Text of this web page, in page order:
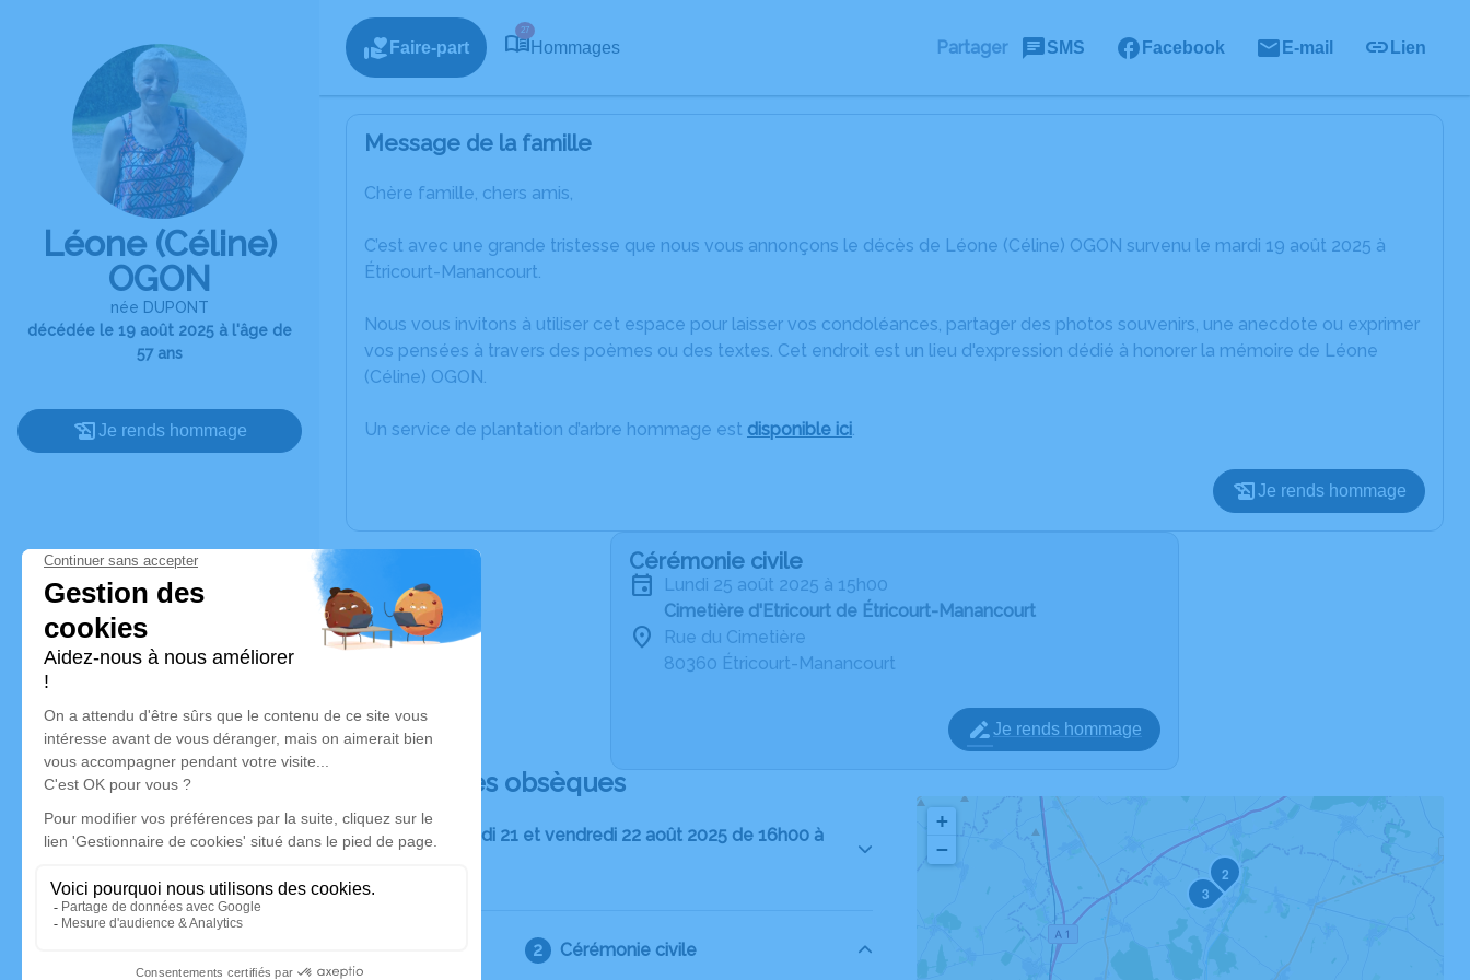
Léone (Céline)
OGON
née DUPONT
décédée le 19 août 2025 à l'âge de
57 ans
Je rends hommage
Faire-part
27
Hommages Partager SMS Facebook E-mail Lien
Message de la famille
Chère famille, chers amis,
C’est avec une grande tristesse que nous vous annonçons le décès de Léone (Céline) OGON survenu le mardi 19 août 2025 à
Étricourt-Manancourt.
Nous vous invitons à utiliser cet espace pour laisser vos condoléances, partager des photos souvenirs, une anecdote ou exprimer
vos pensées à travers des poèmes ou des textes. Cet endroit est un lieu d'expression dédié à honorer la mémoire de Léone
(Céline) OGON.
Un service de plantation d’arbre hommage est disponible ici.
Je rends hommage
Cérémonie civile
lundi 25 août 2025 à 15h00
Cimetière d'Etricourt de Étricourt-Manancourt
Rue du Cimetière
80360 Étricourt-Manancourt
Je rends hommage
Déroulé des obsèques
Visites jeudi 21 et vendredi 22 août 2025 de 16h00 à
Cérémonie civile
2
3
+
−